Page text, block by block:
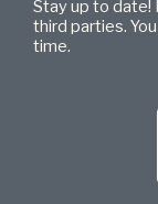
Stay up to date!
third parties.
time.